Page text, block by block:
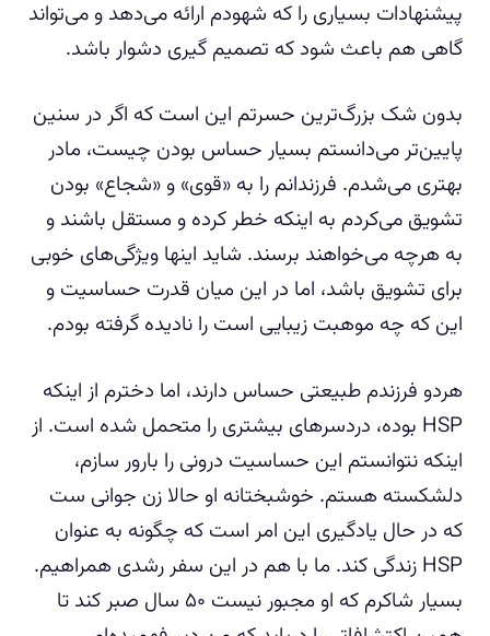
پیشنهادات بسیاری را که شهودم ارائه می‌دهد و می‌تواند
گاهی هم باعث شود که تصمیم گیری دشوار باشد.
بدون شک بزرگ‌ترین حسرتم این است که اگر در سنین
پایین‌تر می‌دانستم بسیار حساس بودن چیست، مادر
بهتری می‌شدم. فرزندانم را به «قوی» و «شجاع» بودن
تشویق می‌کردم به اینکه خطر کرده و مستقل باشند و
به هرچه می‌خواهند برسند. شاید اینها ویژگی‌های خوبی
برای تشویق باشد، اما در این میان قدرت حساسیت و
این که چه موهبت زیبایی است را نادیده گرفته بودم.
هردو فرزندم طبیعتی حساس دارند، اما دخترم از اینکه
HSP بوده، دردسرهای بیشتری را متحمل شده است. از
اینکه نتوانستم این حساسیت درونی را بارور سازم،
دلشکسته هستم. خوشبختانه او حالا زن جوانی ست
که در حال یادگیری این امر است که چگونه به عنوان
HSP زندگی کند. ما با هم در این سفر رشدی همراهیم.
بسیار شاکرم که او مجبور نیست ۵۰ سال صبر کند تا